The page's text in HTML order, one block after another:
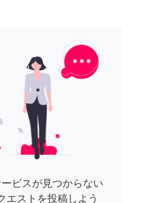
ビスが見つからない
エストを投稿しよう